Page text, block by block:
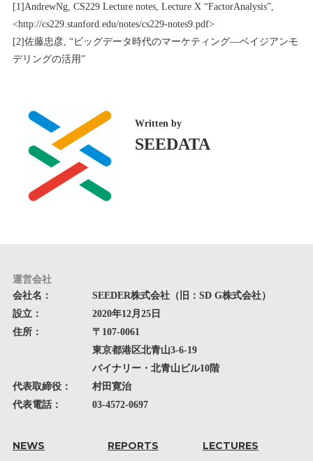
Written by
SEEDATA
[1]AndrewNg, CS229 Lecture notes, Lecture X “FactorAnalysis”,
<http://cs229.stanford.edu/notes/cs229-notes9.pdf>
[2]佐藤忠彦, “ビッグデータ時代のマーケティング―ベイジアンモ
デリングの活用”
運営会社
会社名：
SEEDER株式会社（旧：SD G株式会社）
設立：
2020年12月25日
住所：
〒107-0061
東京都港区北青山3-6-19
バイナリー・北青山ビル10階
代表取締役：
村田寛治
代表電話：
03-4572-0697
NEWS REPORTS LECTURES